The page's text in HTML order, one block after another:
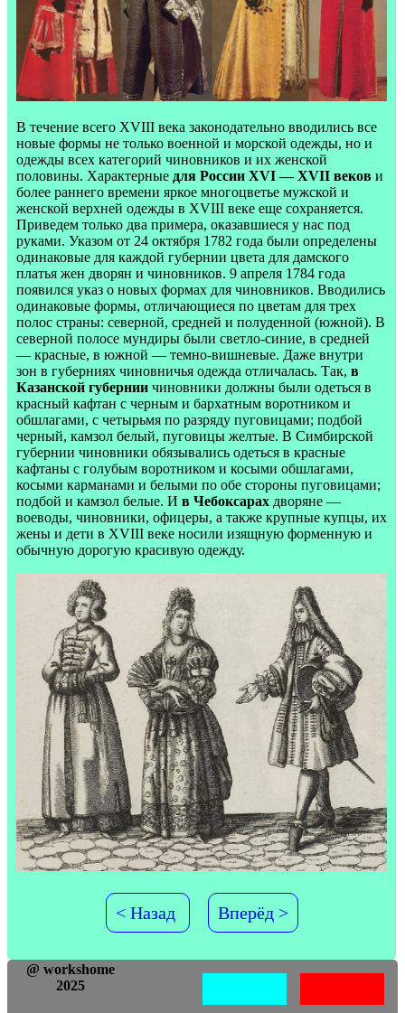
В течение всего XVIII века законодательно вводились все
новые формы не только военной и морской одежды, но и
одежды всех категорий чиновников и их женской
половины. Характерные для России XVI — XVII веков и
более раннего времени яркое многоцветье мужской и
женской верхней одежды в XVIII веке еще сохраняется.
Приведем только два примера, оказавшиеся у нас под
руками. Указом от 24 октября 1782 года были определены
одинаковые для каждой губернии цвета для дамского
платья жен дворян и чиновников. 9 апреля 1784 года
появился указ о новых формах для чиновников. Вводились
одинаковые формы, отличающиеся по цветам для трех
полос страны: северной, средней и полуденной (южной). В
северной полосе мундиры были светло-синие, в средней
— красные, в южной — темно-вишневые. Даже внутри
зон в губерниях чиновничья одежда отличалась. Так, в
Казанской губернии чиновники должны были одеться в
красный кафтан с черным и бархатным воротником и
обшлагами, с четырьмя по разряду пуговицами; подбой
черный, камзол белый, пуговицы желтые. В Симбирской
губернии чиновники обязывались одеться в красные
кафтаны с голубым воротником и косыми обшлагами,
косыми карманами и белыми по обе стороны пуговицами;
подбой и камзол белые. И в Чебоксарах дворяне —
воеводы, чиновники, офицеры, а также крупные купцы, их
жены и дети в XVIII веке носили изящную форменную и
обычную дорогую красивую одежду.
< Назад Вперёд >
@ workshome
2025